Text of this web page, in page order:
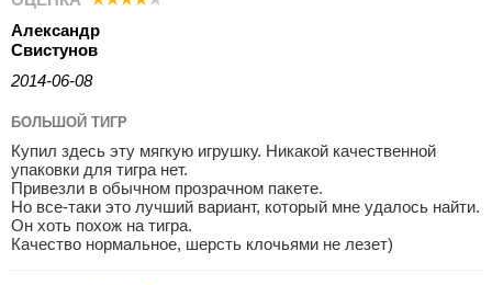
Александр
Свистунов
2014-06-08
БОЛЬШОЙ ТИГР
Купил здесь эту мягкую игрушку. Никакой качественной
упаковки для тигра нет.
Привезли в обычном прозрачном пакете.
Но все-таки это лучший вариант, который мне удалось найти.
Он хоть похож на тигра.
Качество нормальное, шерсть клочьями не лезет)